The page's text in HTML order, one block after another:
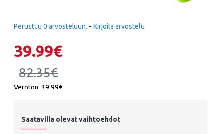
Perustuu 0 arvosteluun. - Kirjoita arvostelu
39.99€
82.35€
Veroton: 39.99€
Saatavilla olevat vaihtoehdot